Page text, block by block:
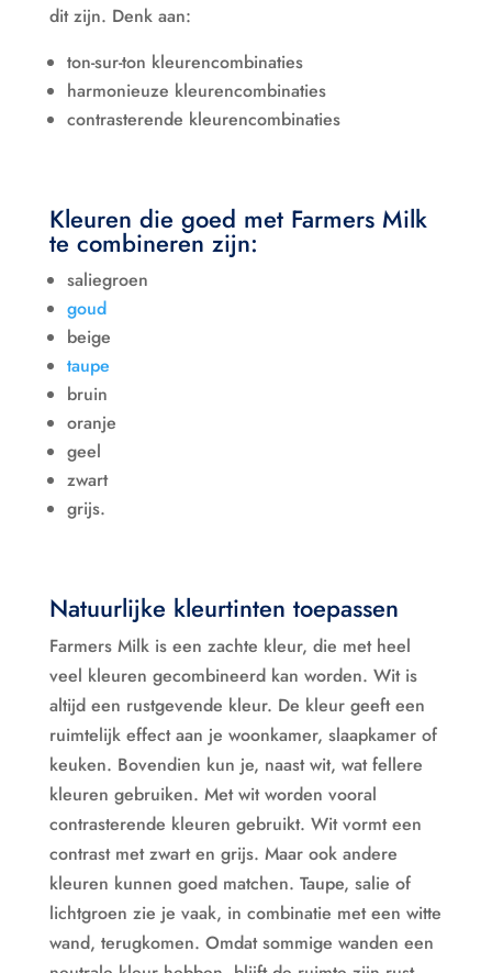
dit zijn. Denk aan:
ton-sur-ton kleurencombinaties
harmonieuze kleurencombinaties
contrasterende kleurencombinaties
Kleuren die goed met Farmers Milk
te combineren zijn:
saliegroen
goud
beige
taupe
bruin
oranje
geel
zwart
grijs.
Natuurlijke kleurtinten toepassen
Farmers Milk is een zachte kleur, die met heel
veel kleuren gecombineerd kan worden. Wit is
altijd een rustgevende kleur. De kleur geeft een
ruimtelijk effect aan je woonkamer, slaapkamer of
keuken. Bovendien kun je, naast wit, wat fellere
kleuren gebruiken. Met wit worden vooral
contrasterende kleuren gebruikt. Wit vormt een
contrast met zwart en grijs. Maar ook andere
kleuren kunnen goed matchen. Taupe, salie of
lichtgroen zie je vaak, in combinatie met een witte
wand, terugkomen. Omdat sommige wanden een